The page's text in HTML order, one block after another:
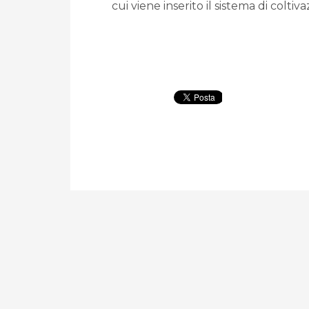
cui viene inserito il sistema di